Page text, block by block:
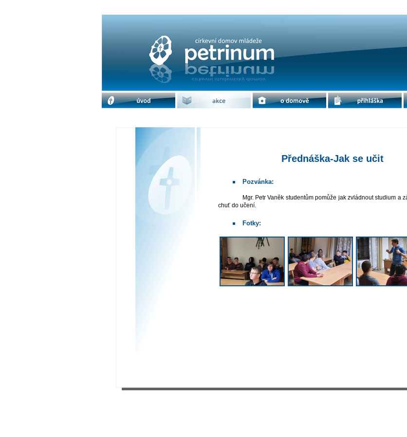
Přednáška-Jak se učit | cdm Petrinum
Přednáška-Jak se učit
Pozvánka:
Mgr. Petr Vaněk studentům pomůže jak zvládnout studium a zároveň neztratit
chuť do učení.
Fotky:
úvod akce o domově přihláška